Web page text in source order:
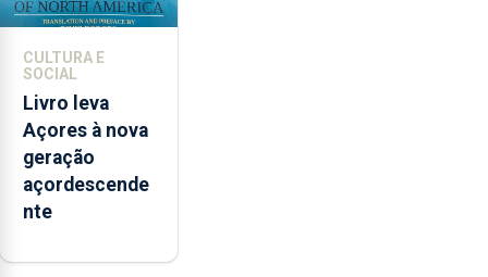
CULTURA E
SOCIAL
Livro leva
Açores à nova
geração
açordescende
nte